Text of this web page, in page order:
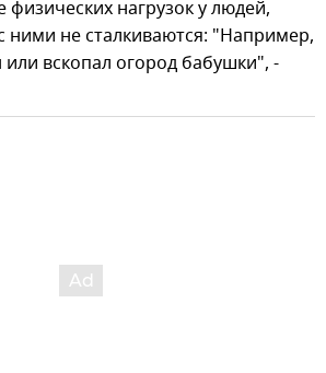
физических нагрузок у людей,
ними не сталкиваются: "Например,
или вскопал огород бабушки", -